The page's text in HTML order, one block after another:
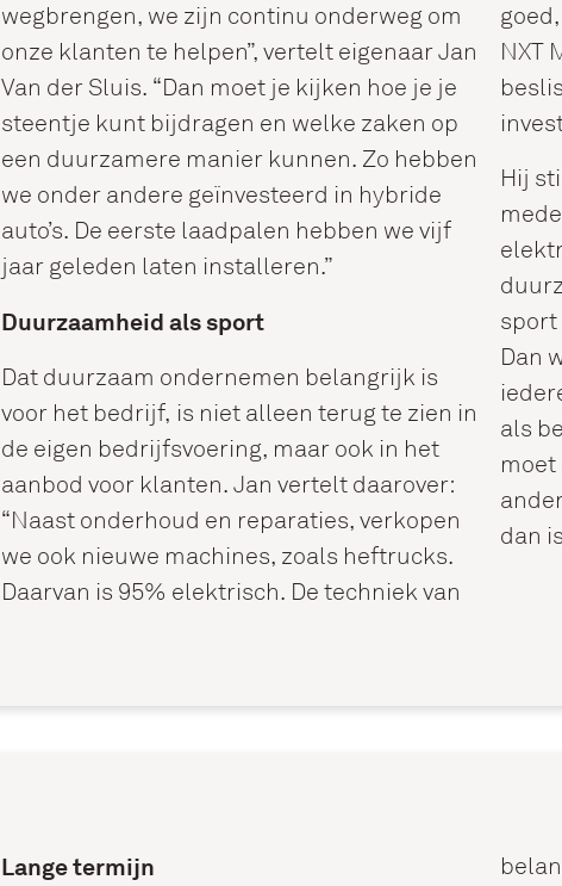
wegbrengen, we zijn continu onderweg om
onze klanten te helpen”, vertelt eigenaar Jan
Van der Sluis. “Dan moet je kijken hoe je je
steentje kunt bijdragen en welke zaken op
een duurzamere manier kunnen. Zo hebben
we onder andere geïnvesteerd in hybride
auto’s. De eerste laadpalen hebben we vijf
jaar geleden laten installeren.”
Duurzaamheid als sport
Dat duurzaam ondernemen belangrijk is
voor het bedrijf, is niet alleen terug te zien in
de eigen bedrijfsvoering, maar ook in het
aanbod voor klanten. Jan vertelt daarover:
“Naast onderhoud en reparaties, verkopen
we ook nieuwe machines, zoals heftrucks.
Daarvan is 95% elektrisch. De techniek van
NXT
Hij
sport
Dan
als
dan
Lange termijn